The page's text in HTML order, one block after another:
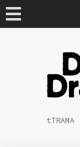
tTRAMA